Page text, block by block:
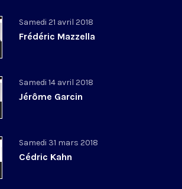
Samedi 21 avril 2018
Frédéric Mazzella
Samedi 14 avril 2018
Jérôme Garcin
Samedi 31 mars 2018
Cédric Kahn